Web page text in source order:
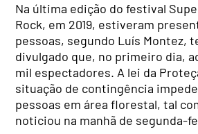
Na última edição do festival
Rock, em 2019, estiveram
pessoas, segundo Luís Montez,
divulgado que, no primeiro dia,
mil espectadores. A lei da
situação de contingência
pessoas em área florestal, tal
noticiou na manhã de segunda-